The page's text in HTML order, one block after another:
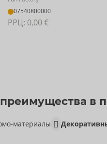
07540800000
РРЦ: 0,00 €
в
материалы